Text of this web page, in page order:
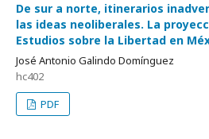
De sur a norte, itinerarios
las ideas neoliberales. La
Estudios sobre la Libertad en
José Antonio Galindo Domínguez
hc402
PDF